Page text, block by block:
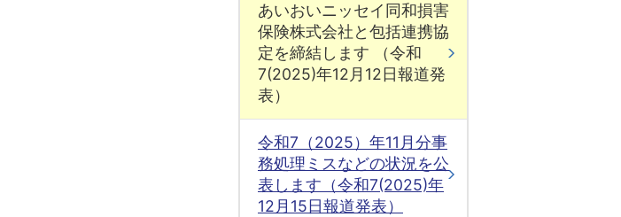
あいおいニッセイ同和損害
保険株式会社と包括連携協
定を締結します （令和
7(2025)年12月12日報道発
表）
令和7（2025）年11月分事
務処理ミスなどの状況を公
表します（令和7(2025)年
12月15日報道発表）